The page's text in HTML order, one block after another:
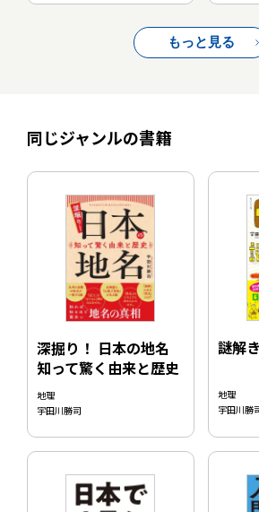
もっと見る
同じジャンルの書籍
深掘り！ 日本の地名
知って驚く由来と歴史
地理
宇田川勝司
謎解
地理
宇田川勝